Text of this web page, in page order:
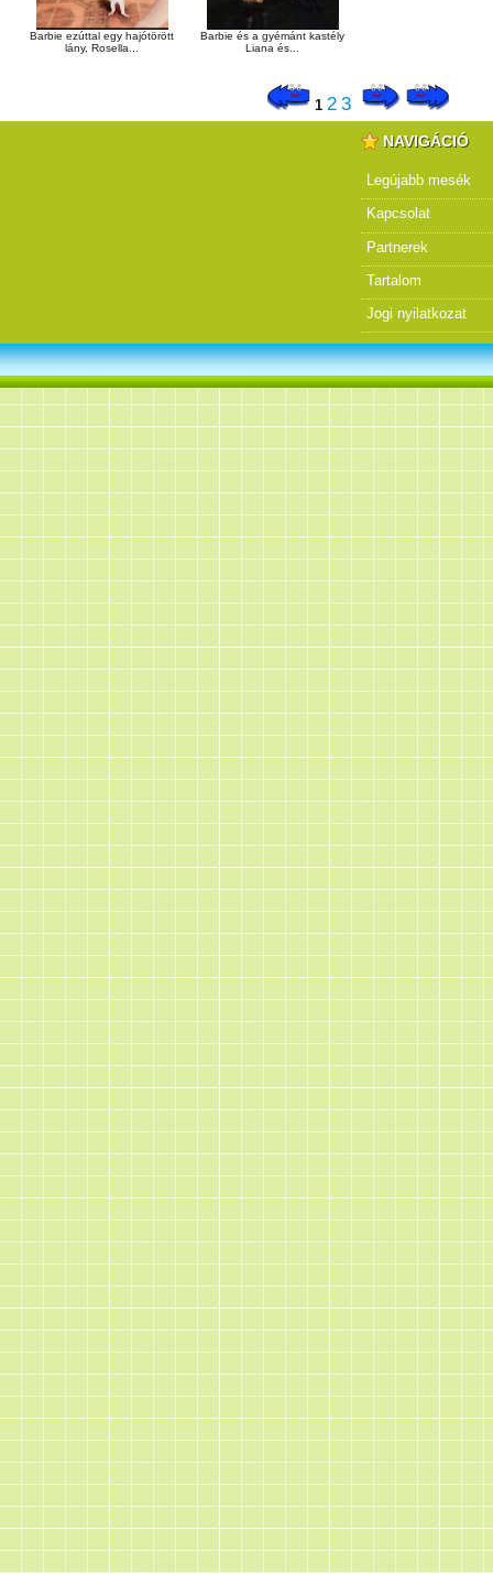
Barbie ezúttal egy hajótörött
lány, Rosella...
Barbie és a gyémánt kastély
Liana és...
1 2 3
NAVIGÁCIÓ
Legújabb mesék
Kapcsolat
Partnerek
Tartalom
Jogi nyilatkozat